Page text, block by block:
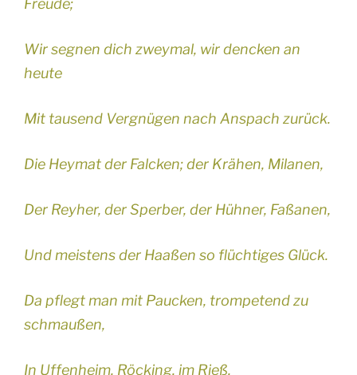
Wir segnen dich zweymal, wir dencken an
heute
Mit tausend Vergnügen nach Anspach zurück.
Die Heymat der Falcken; der Krähen, Milanen,
Der Reyher, der Sperber, der Hühner, Faßanen,
Und meistens der Haaßen so flüchtiges Glück.
Da pflegt man mit Paucken, trompetend zu
schmaußen,
In Uffenheim, Röcking, im Rieß,